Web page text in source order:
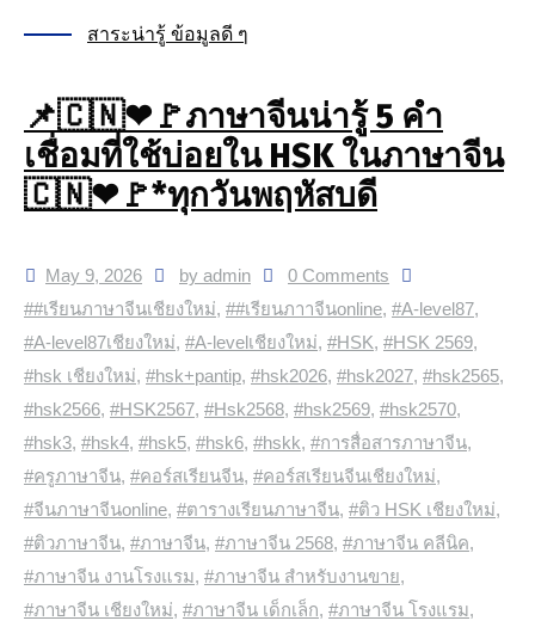
สาระน่ารู้ ข้อมูลดี ๆ
📌🇨🇳❤🚩ภาษาจีนน่ารู้ 5 คำ
เชื่อมที่ใช้บ่อยใน HSK ในภาษาจีน
🇨🇳❤🚩*ทุกวันพฤหัสบดี
May 9, 2026 by admin
0 Comments
##เรียนภาษาจีนเชียงใหม่, ##เรียนภาาจีนonline, #A-level87,
#A-level87เชียงใหม่, #A-levelเชียงใหม่, #HSK, #HSK 2569,
#hsk เชียงใหม่, #hsk+pantip, #hsk2026, #hsk2027, #hsk2565,
#hsk2566, #HSK2567, #Hsk2568, #hsk2569, #hsk2570,
#hsk3, #hsk4, #hsk5, #hsk6, #hskk, #การสื่อสารภาษาจีน,
#ครูภาษาจีน, #คอร์สเรียนจีน, #คอร์สเรียนจีนเชียงใหม่,
#จีนภาษาจีนonline, #ตารางเรียนภาษาจีน, #ติว HSK เชียงใหม่,
#ติวภาษาจีน, #ภาษาจีน, #ภาษาจีน 2568, #ภาษาจีน คลีนิค,
#ภาษาจีน งานโรงแรม, #ภาษาจีน สำหรับงานขาย,
#ภาษาจีน เชียงใหม่, #ภาษาจีน เด็กเล็ก, #ภาษาจีน โรงแรม,